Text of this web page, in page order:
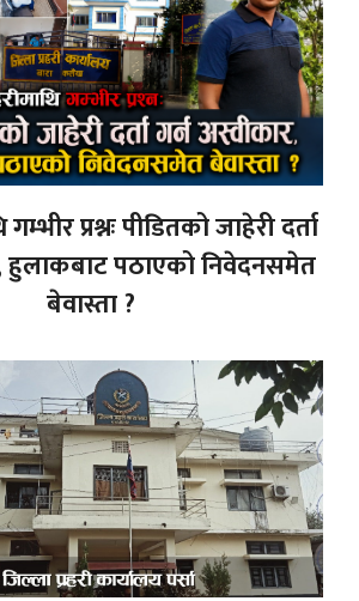
गम्भीर प्रश्नः पीडितको जाहेरी दर्ता
हुलाकबाट पठाएको निवेदनसमेत
बेवास्ता ?